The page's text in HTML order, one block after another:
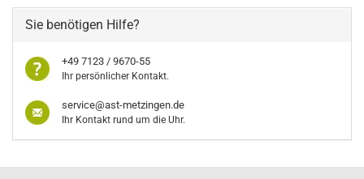
Sie benötigen Hilfe?
+49 7123 / 9670-55
Ihr persönlicher Kontakt.
service@ast-metzingen.de
Ihr Kontakt rund um die Uhr.